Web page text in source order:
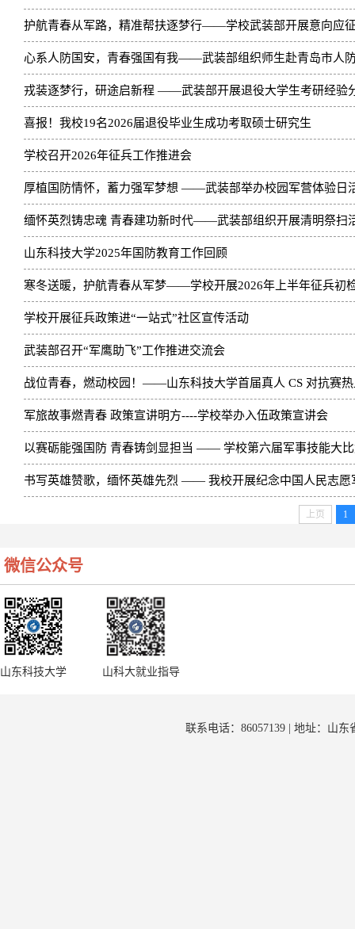
护航青春从军路，精准帮扶逐梦行——学校武装部开展意向应
心系人防国安，青春强国有我——武装部组织师生赴青岛市人
戎装逐梦行，研途启新程 ——武装部开展退役大学生考研经验
喜报！我校19名2026届退役毕业生成功考取硕士研究生
学校召开2026年征兵工作推进会
厚植国防情怀，蓄力强军梦想 ——武装部举办校园军营体验日
缅怀英烈铸忠魂 青春建功新时代——武装部组织开展清明祭扫
山东科技大学2025年国防教育工作回顾
寒冬送暖，护航青春从军梦——学校开展2026年上半年征兵初
学校开展征兵政策进“一站式”社区宣传活动
武装部召开“军鹰助飞”工作推进交流会​
战位青春，燃动校园！——山东科技大学首届真人 CS 对抗赛
军旅故事燃青春 政策宣讲明方----学校举办入伍政策宣讲会
以赛砺能强国防 青春铸剑显担当 —— 学校第六届军事技能大
书写英雄赞歌，缅怀英雄先烈 —— 我校开展纪念中国人民志愿
上页 1
微信公众号
山东科技大学 山科大就业指导
联系电话：86057139 | 地址：山